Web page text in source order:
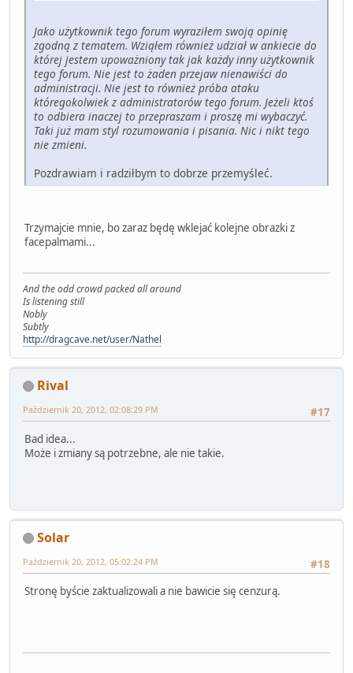
Jako użytkownik tego forum wyraziłem swoją opinię
zgodną z tematem. Wziąłem również udział w ankiecie do
której jestem upoważniony tak jak każdy inny użytkownik
tego forum. Nie jest to żaden przejaw nienawiści do
administracji. Nie jest to również próba ataku
któregokolwiek z administratorów tego forum. Jeżeli ktoś
to odbiera inaczej to przepraszam i proszę mi wybaczyć.
Taki już mam styl rozumowania i pisania. Nic i nikt tego
nie zmieni.
Pozdrawiam i radziłbym to dobrze przemyśleć.
Trzymajcie mnie, bo zaraz będę wklejać kolejne obrazki z
facepalmami...
And the odd crowd packed all around
Is listening still
Nobly
Subtly
http://dragcave.net/user/Nathel
Rival
#17
Październik 20, 2012, 02:08:29 PM
Bad idea...
Może i zmiany są potrzebne, ale nie takie.
Solar
#18
Październik 20, 2012, 05:02:24 PM
Stronę byście zaktualizowali a nie bawicie się cenzurą.